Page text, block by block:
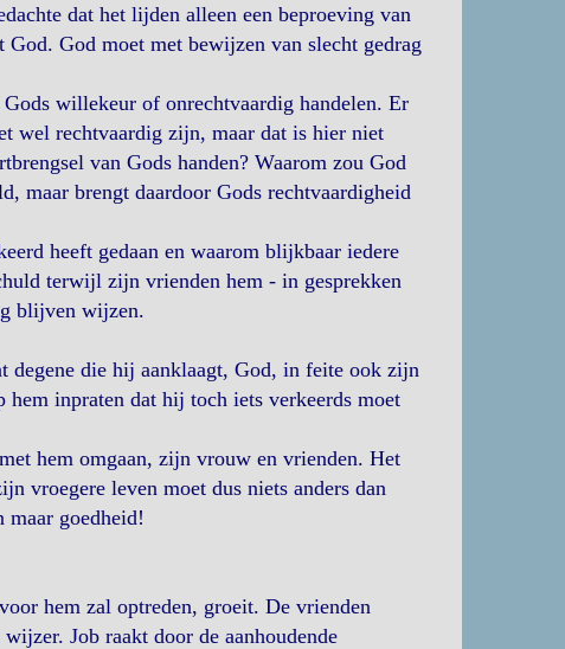
dat het lijden alleen een beproeving van
God moet met bewijzen van slecht gedrag
willekeur of onrechtvaardig handelen. Er
wel rechtvaardig zijn, maar dat is hier niet
van Gods handen? Waarom zou God
maar brengt daardoor Gods rechtvaardigheid
heeft gedaan en waarom blijkbaar iedere
terwijl zijn vrienden hem - in gesprekken
blijven wijzen.
degene die hij aanklaagt, God, in feite ook zijn
inpraten dat hij toch iets verkeerds moet
hem omgaan, zijn vrouw en vrienden. Het
vroegere leven moet dus niets anders dan
goedheid!
hem zal optreden, groeit. De vrienden
Job raakt door de aanhoudende